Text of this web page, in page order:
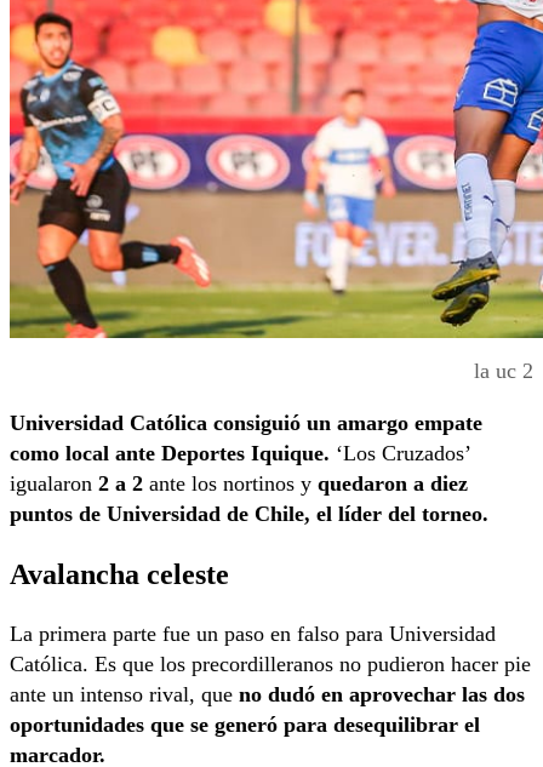
la uc 2
Universidad Católica consiguió un amargo empate
como local ante Deportes Iquique. ‘Los Cruzados’
igualaron 2 a 2 ante los nortinos y quedaron a diez
puntos de Universidad de Chile, el líder del torneo.
Avalancha celeste
La primera parte fue un paso en falso para Universidad
Católica. Es que los precordilleranos no pudieron hacer pie
ante un intenso rival, que no dudó en aprovechar las dos
oportunidades que se generó para desequilibrar el
marcador.